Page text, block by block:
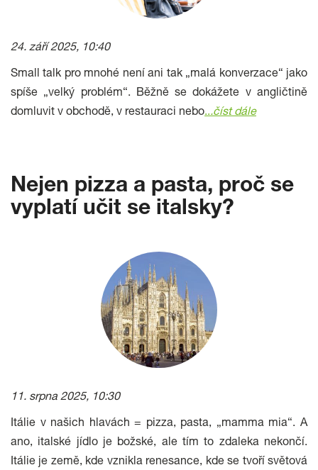
24. září 2025, 10:40
Small talk pro mnohé není ani tak „malá konverzace“ jako
spíše „velký problém“. Běžně se dokážete v angličtině
domluvit v obchodě, v restauraci nebo...číst dále
Nejen pizza a pasta, proč se
vyplatí učit se italsky?
11. srpna 2025, 10:30
Itálie v našich hlavách = pizza, pasta, „mamma mia“. A
ano, italské jídlo je božské, ale tím to zdaleka nekončí.
Itálie je země, kde vznikla renesance, kde se tvoří světová